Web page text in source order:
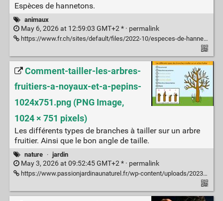
Espèces de hannetons.
animaux
May 6, 2026 at 12:59:03 GMT+2 * · permalink
https://www.fr.ch/sites/default/files/2022-10/especes-de-hannetons-observees-en-2022.png
Comment-tailler-les-arbres-
fruitiers-a-noyaux-et-a-pepins-
1024x751.png (PNG Image,
1024 × 751 pixels)
Les différents types de branches à tailler sur un arbre
fruitier. Ainsi que le bon angle de taille.
nature · jardin
May 3, 2026 at 09:52:45 GMT+2 * · permalink
https://www.passionjardinaunaturel.fr/wp-content/uploads/2023/10/Comment-tailler-les-arbres-fruitiers-a-noyaux-et-a-pepins-1024x751.png